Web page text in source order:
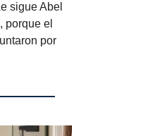
sigue Abel
porque el
por